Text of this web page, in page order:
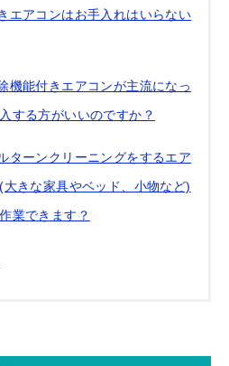
アコンはお手入れはいらない
能付きエアコンが主流になっ
する方がいいのですか？
ーンクリーニングをするエア
きな家具やベッド、小物など)
業できます？